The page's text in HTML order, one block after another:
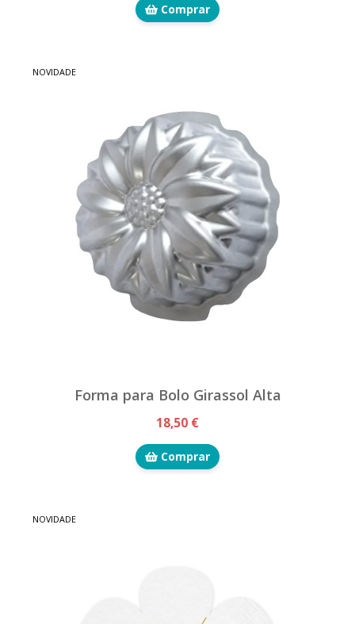
Comprar
NOVIDADE
Forma para Bolo Girassol Alta
18,50 €
Comprar
NOVIDADE